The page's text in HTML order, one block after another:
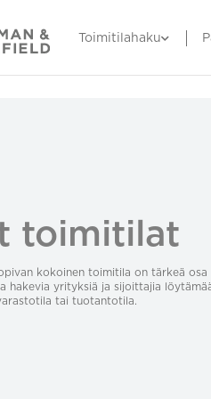
Toimitilahaku
toimitilat
kokoinen toimitila on tärkeä osa
hakevia yrityksiä ja sijoittajia
tai tuotantotila.